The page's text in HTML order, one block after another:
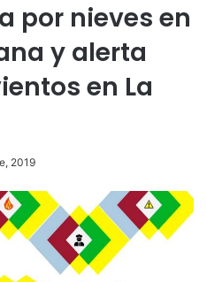
por nieves en
y alerta
en La
2019